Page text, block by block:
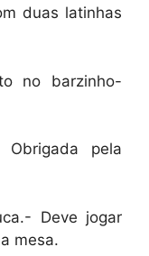
duas latinhas
no barzinho-
pela
Deve jogar
mesa.